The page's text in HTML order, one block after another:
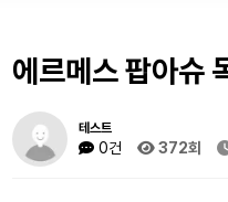
에르메스 팝아슈
테스트
0건 372회